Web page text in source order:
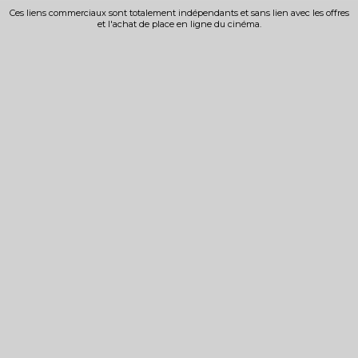
Ces liens commerciaux sont totalement indépendants et sans lien avec les offres
et l'achat de place en ligne du cinéma.